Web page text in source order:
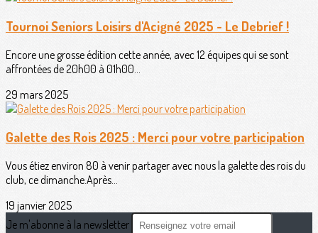
Tournoi Seniors Loisirs d'Acigné 2025 - Le Debrief !
Encore une grosse édition cette année, avec 12 équipes qui se sont
affrontées de 20h00 à 01h00...
29 mars 2025
Galette des Rois 2025 : Merci pour votre participation
Vous étiez environ 80 à venir partager avec nous la galette des rois du
club, ce dimanche.Après...
19 janvier 2025
Je m'abonne à la newsletter